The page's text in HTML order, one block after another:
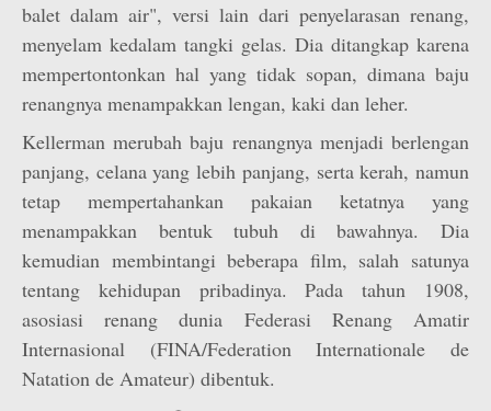
balet dalam air", versi lain dari penyelarasan renang,
menyelam kedalam tangki gelas. Dia ditangkap karena
mempertontonkan hal yang tidak sopan, dimana baju
renangnya menampakkan lengan, kaki dan leher.
Kellerman merubah baju renangnya menjadi berlengan
panjang, celana yang lebih panjang, serta kerah, namun
tetap mempertahankan pakaian ketatnya yang
menampakkan bentuk tubuh di bawahnya. Dia
kemudian membintangi beberapa film, salah satunya
tentang kehidupan pribadinya. Pada tahun 1908,
asosiasi renang dunia Federasi Renang Amatir
Internasional (FINA/Federation Internationale de
Natation de Amateur) dibentuk.